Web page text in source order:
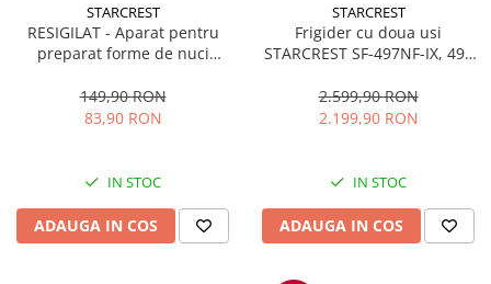
STARCREST
RESIGILAT - Aparat pentru
preparat forme de nuci
forme, 1400W, Indicator
luminos, Placi antiaderente,
149,90 RON
83,90 RON
IN STOC
ADAUGA IN COS
STARCREST
Frigider cu doua usi
STARCREST SF-497NF-IX, 497
Inverter, Clasa E, Display,
Functie super racire, Blocare
2.599,90 RON
2.199,90 RON
IN STOC
ADAUGA IN COS